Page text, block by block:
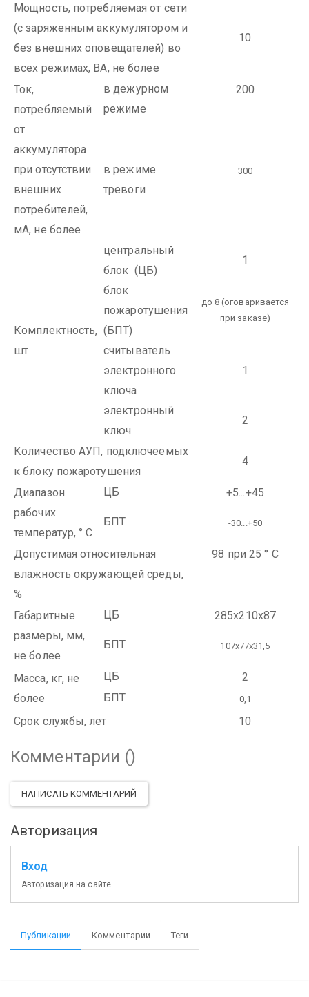
Мощность, потребляемая от сети
(с заряженным аккумулятором и
без внешних оповещателей) во
всех режимах, ВА, не более
10
Ток,
потребляемый
от
аккумулятора
при отсутствии
внешних
потребителей,
мА, не более
в дежурном
режиме
200
в режиме
тревоги
300
Комплектность,
шт
центральный
блок (ЦБ)
1
блок
пожаротушения
(БПТ)
до 8 (оговаривается
при заказе)
считыватель
электронного
ключа
1
электронный
ключ
2
Количество АУП, подключеемых
к блоку пожаротушения
4
Диапазон
рабочих
температур, ° С
ЦБ +5...+45
БПТ -30...+50
Допустимая относительная
влажность окружающей среды,
%
98 при 25 ° С
Габаритные
размеры, мм,
не более
ЦБ 285х210х87
БПТ 107х77х31,5
Масса, кг, не
более
ЦБ
2
БПТ
0,1
Cрок службы, лет 10
Комментарии ()
НАПИСАТЬ КОММЕНТАРИЙ
Авторизация
Вход
Авторизация на сайте.
Публикации Комментарии Теги